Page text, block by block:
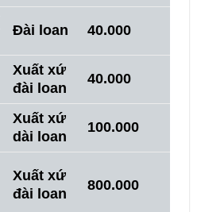
Đài loan 40.000
Xuất xứ
đài loan
40.000
Xuất xứ
dài loan
100.000
Xuất xứ
đài loan
800.000